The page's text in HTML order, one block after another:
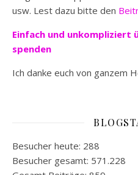
usw. Lest dazu bitte den
Einfach und unkompliziert
spenden
Ich danke euch von ganzem
Besucher heute: 288
Besucher gesamt: 571.228